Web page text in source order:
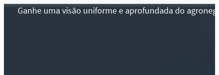
Ganhe uma visão uniforme e aprofundada do